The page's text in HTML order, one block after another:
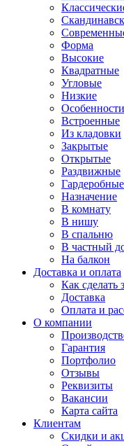
Форма
Высокие
Квадратные
Угловые
Низкие
Особенности
Встроенные
Из кладовки
Закрытые
Открытые
Раздвижные
Назначение
В комнату
В нишу
В спальню
В частный
На балкон
Доставка и оплата
Как сделать
Доставка
Оплата и
О компании
Гарантия
Портфолио
Отзывы
Реквизиты
Вакансии
Карта сайта
Клиентам
Скидки и